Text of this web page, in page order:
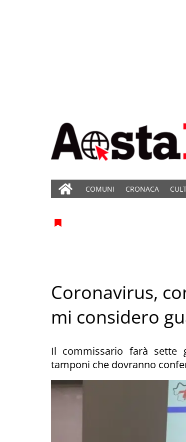
COMUNI CRONACA
Coronavirus,
mi considero
Il commissario farà sette
tamponi che dovranno